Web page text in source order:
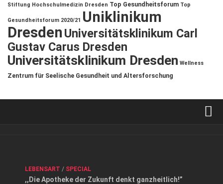
Stiftung Hochschulmedizin Dresden Top Gesundheitsforum Top
Gesundheitsforum 2020/21 Uniklinikum
DresdenUniversitätsklinikum Carl
Gustav Carus Dresden
Universitätsklinikum Dresden Wellness
Zentrum für Seelische Gesundheit und Altersforschung
Datenschutzerklärung
LEBENSART / SPECIAL
,,Die Apotheke der Zukunft denkt ganzheitlich!”